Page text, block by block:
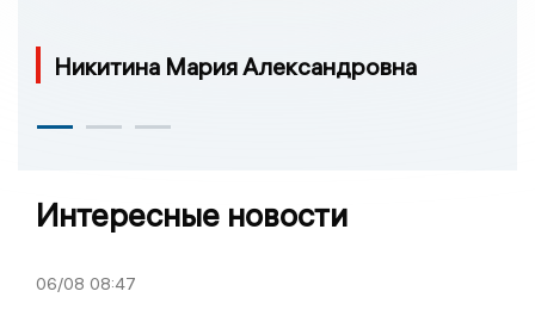
Никитина Мария Александровна
Интересные новости
06/08 08:47